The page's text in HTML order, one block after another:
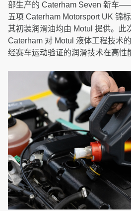
部生产的 Caterham Seven 新车
五项 Caterham Motorsport UK 锦
其初装润滑油均由 Motul 提供。此
Caterham 对 Motul 液体工程技术
经赛车运动验证的润滑技术在高性